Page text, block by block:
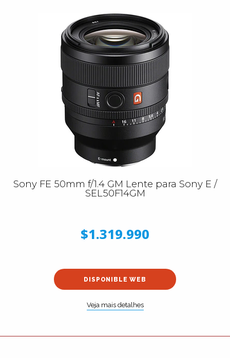
Sony FE 50mm f/1.4 GM Lente para Sony E /
SEL50F14GM
$1.319.990
DISPONIBLE WEB
Veja mais detalhes